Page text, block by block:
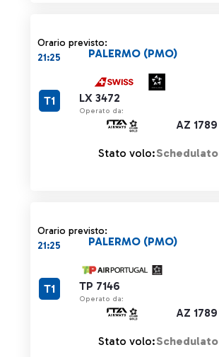
Orario previsto:
21:25
LX 3472
Operato da:
AZ 1789
PALERMO (PMO)
T1
Stato volo:Schedulato
Orario previsto:
21:25
TP 7146
Operato da:
AZ 1789
PALERMO (PMO)
T1
Stato volo:Schedulato